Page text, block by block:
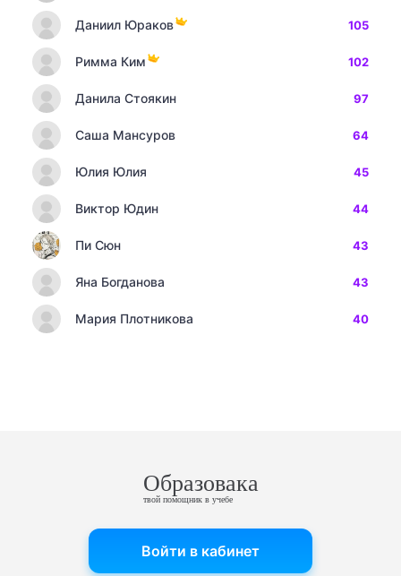
Даниил Юраков 105
Римма Ким 102
Данила Стоякин 97
Саша Мансуров 64
Юлия Юлия 45
Виктор Юдин 44
Пи Сюн 43
Яна Богданова 43
Мария Плотникова 40
Образовака
твой помощник в учебе
Войти в кабинет